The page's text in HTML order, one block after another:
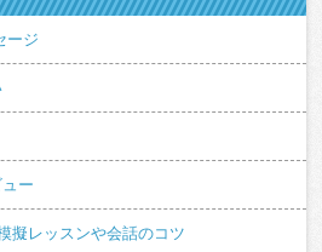
ージ
ー
擬レッスンや会話のコツ